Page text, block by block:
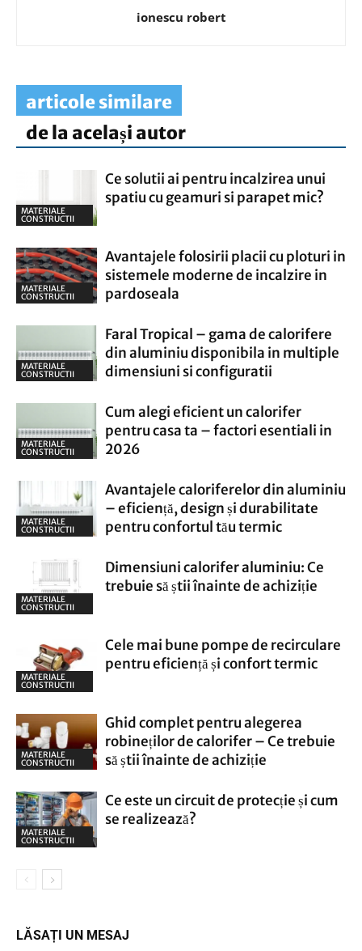
ionescu robert
articole similare
de la același autor
MATERIALE
CONSTRUCTII
Ce solutii ai pentru incalzirea unui
spatiu cu geamuri si parapet mic?
MATERIALE
CONSTRUCTII
Avantajele folosirii placii cu ploturi in
sistemele moderne de incalzire in
pardoseala
MATERIALE
CONSTRUCTII
Faral Tropical – gama de calorifere
din aluminiu disponibila in multiple
dimensiuni si configuratii
MATERIALE
CONSTRUCTII
Cum alegi eficient un calorifer
pentru casa ta – factori esentiali in
2026
MATERIALE
CONSTRUCTII
Avantajele caloriferelor din aluminiu
– eficiență, design și durabilitate
pentru confortul tău termic
MATERIALE
CONSTRUCTII
Dimensiuni calorifer aluminiu: Ce
trebuie să știi înainte de achiziție
MATERIALE
CONSTRUCTII
Cele mai bune pompe de recirculare
pentru eficiență și confort termic
MATERIALE
CONSTRUCTII
Ghid complet pentru alegerea
robineților de calorifer – Ce trebuie
să știi înainte de achiziție
MATERIALE
CONSTRUCTII
Ce este un circuit de protecție și cum
se realizează?
LĂSAȚI UN MESAJ